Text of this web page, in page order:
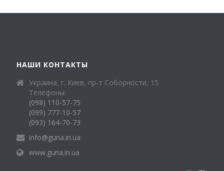
НАШИ КОНТАКТЫ
Украина, г. Киев, пр-т Соборности, 15
Телефоны:
(098) 110-57-75
(099) 777-10-57
(093) 164-70-73
info@guna.in.ua
www.guna.in.ua